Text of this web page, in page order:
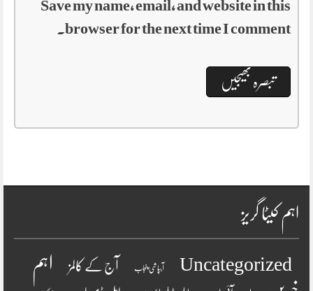
Save my name, email, and website in this
browser for the next time I comment.
اہم کیٹا گریز
Uncategorized آبپاشی پنجاب آج کے کالمز
اہم